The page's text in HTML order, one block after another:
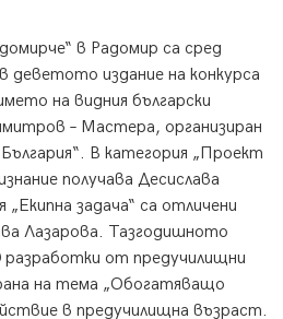
в Радомир са сред
деветото издание на конкурса
на видния български
– Мастера, организиран
В категория „Проект
получава Десислава
„Екипна задача“ са отличени
Лазарова. Тазгодишното
разработки от предучилищни
на тема „Обогатяващо
в предучилищна възраст.